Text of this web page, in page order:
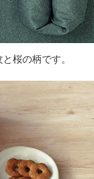
桜の柄です。